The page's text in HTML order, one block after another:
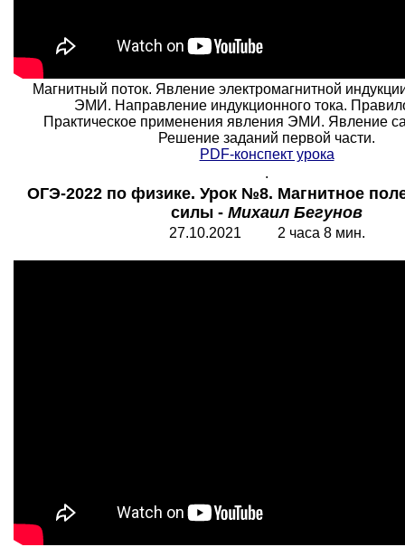
Магнитный поток. Явление электромагнитной
ЭМИ. Направление индукционного тока.
Практическое применения явления ЭМИ. Явление
Решение заданий первой части.
PDF-конспект урока
.
ОГЭ-2022 по физике. Урок №8. Магнитное
силы - Михаил Бегунов
27.10.2021 2 часа 8 мин.